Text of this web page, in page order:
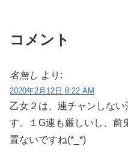
コメント
名無し より:
2020年2月12日 8:22 AM
乙女２は、連チャンしな
す。１G連も厳しいし、前
置ないですね(*_*)